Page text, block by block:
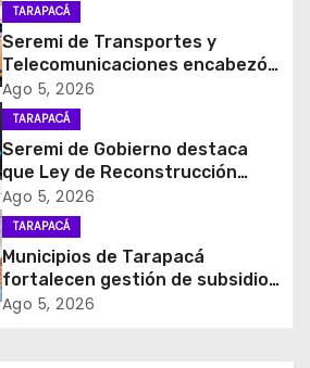
TARAPACÁ
Seremi de Transportes y
Telecomunicaciones encabezó
primera mesa de coordinación
para el retiro de cables en
desuso en Iquique
Ago 5, 2026
TARAPACÁ
Seremi de Gobierno destaca
que Ley de Reconstrucción
Nacional impulsará la inversión
y el empleo en Tarapacá
Ago 5, 2026
TARAPACÁ
Municipios de Tarapacá
fortalecen gestión de subsidios
de agua potable en jornada
Ago 5, 2026